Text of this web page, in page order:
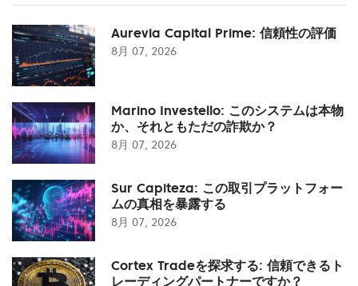
Aurevia Capital Prime: 信頼性の評価
8月 07, 2026
Marino Investello: このシステムは本物
か、それともただの詐欺か？
8月 07, 2026
Sur Capiteza: この取引プラットフォー
ムの真相を暴露する
8月 07, 2026
Cortex Tradeを探求する: 信頼できるト
レーディングパートナーですか？